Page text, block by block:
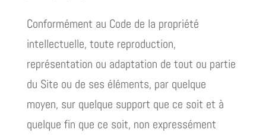
Conformément au Code de la propriété
intellectuelle, toute reproduction,
représentation ou adaptation de tout ou partie
du Site ou de ses éléments, par quelque
moyen, sur quelque support que ce soit et à
quelque fin que ce soit, non expressément